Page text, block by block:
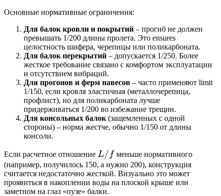
Основные нормативные ограничения:
Для балок кровли и покрытий – прогиб не должен
превышать 1/200 длины пролета. Это ensures
целостность шифера, черепицы или поликарбоната.
Для балок перекрытий – допускается 1/250. Более
жесткое требование связано с комфортом эксплуатации
и отсутствием вибраций.
Для прогонов и ферм навесов – часто применяют limit
1/150, если кровля эластичная (металлочерепица,
профлист), но для поликарбоната лучше
придерживаться 1/200 во избежание трещин.
Для консольных балок (защемленных с одной
стороны) – норма жестче, обычно 1/150 от длины
консоли.
Если расчетное отношение L
/
f
L/ f меньше нормативного
(например, получилось 150, а нужно 200), конструкция
считается недостаточно жесткой. Визуально это может
проявиться в накоплении воды на плоской крыше или
заметном на глаз «пузе» балки.